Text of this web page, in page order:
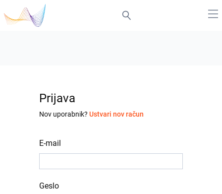
Prijava
Nov uporabnik? Ustvari nov račun
E-mail
Geslo